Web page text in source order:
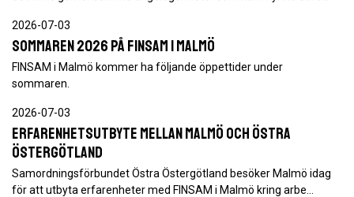
2026-07-03
Sommaren 2026 på FINSAM i Malmö
FINSAM i Malmö kommer ha följande öppettider under
sommaren.
2026-07-03
Erfarenhetsutbyte mellan Malmö och Östra
Östergötland
Samordningsförbundet Östra Östergötland besöker Malmö idag
för att utbyta erfarenheter med FINSAM i Malmö kring arbe…